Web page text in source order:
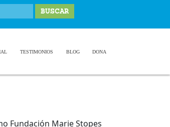
TESTIMONIOS BLOG DONA
Fundación Marie Stopes